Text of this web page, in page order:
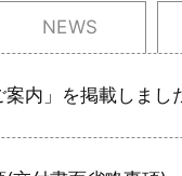
NEWS
案内」を掲載しまし